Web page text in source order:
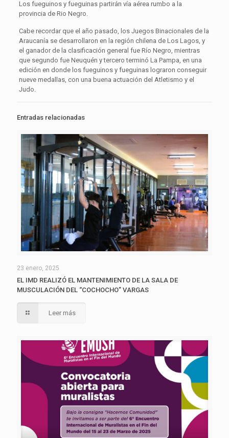
Los fueguinos y fueguinas partirán vía aérea rumbo a la
provincia de Rio Negro.
Cabe recordar que el año pasado, los Juegos Binacionales de la
Araucanía se desarrollaron en la región chilena de Los Lagos, y
el ganador de la clasificación general fue Río Negro, mientras
que segundo fue Neuquén y tercero terminó La Pampa, en una
edición en donde los fueguinos y fueguinas lograron conseguir
nueve medallas, con una buena actuación del Atletismo y el
Judo.
Entradas relacionadas
23 enero, 2025
EL IMD REALIZÓ EL MANTENIMIENTO DE LA SALA DE
MUSCULACIÓN DEL “COCHOCHO” VARGAS
Leer más